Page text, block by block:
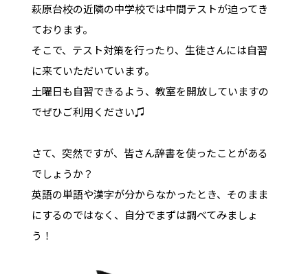
萩原台校の近隣の中学校では中間テストが迫ってき
ております。
そこで、テスト対策を行ったり、生徒さんには自習
に来ていただいています。
土曜日も自習できるよう、教室を開放していますの
でぜひご利用ください♫
さて、突然ですが、皆さん辞書を使ったことがある
でしょうか？
英語の単語や漢字が分からなかったとき、そのまま
にするのではなく、自分でまずは調べてみましょ
う！